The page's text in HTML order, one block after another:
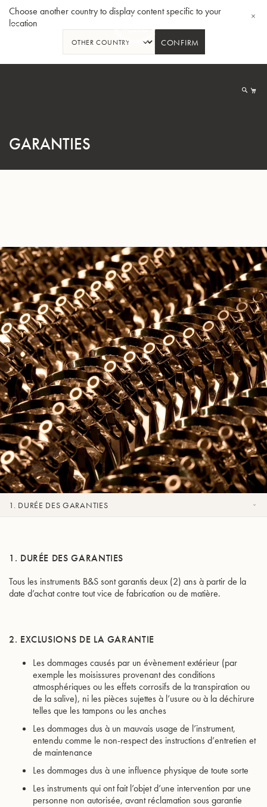
Choose another country to display content specific to your
location
CONFIRM
GARANTIES
1. DURÉE DES GARANTIES
1. DURÉE DES GARANTIES
Tous les instruments B&S sont garantis deux (2) ans à partir de la
date d’achat contre tout vice de fabrication ou de matière.
2. EXCLUSIONS DE LA GARANTIE
Les dommages causés par un évènement extérieur (par
exemple les moisissures provenant des conditions
atmosphériques ou les effets corrosifs de la transpiration ou
de la salive), ni les pièces sujettes à l’usure ou à la déchirure
telles que les tampons ou les anches
Les dommages dus à un mauvais usage de l’instrument,
entendu comme le non-respect des instructions d’entretien et
de maintenance
Les dommages dus à une influence physique de toute sorte
Les instruments qui ont fait l’objet d’une intervention par une
personne non autorisée, avant réclamation sous garantie